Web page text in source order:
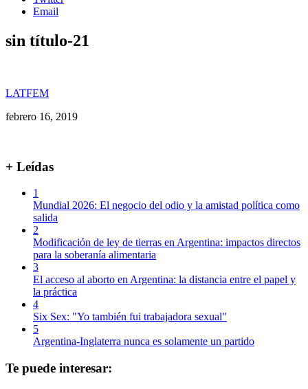
Email
sin título-21
LATFEM
febrero 16, 2019
+ Leídas
1
Mundial 2026: El negocio del odio y la amistad política como
salida
2
Modificación de ley de tierras en Argentina: impactos directos
para la soberanía alimentaria
3
El acceso al aborto en Argentina: la distancia entre el papel y
la práctica
4
Six Sex: "Yo también fui trabajadora sexual"
5
Argentina-Inglaterra nunca es solamente un partido
Te puede interesar: